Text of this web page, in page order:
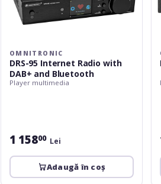
OMNITRONIC
DRS-95 Internet Radio with
DAB+ and Bluetooth
Player multimedia
1 15800 Lei
Adaugă în coș